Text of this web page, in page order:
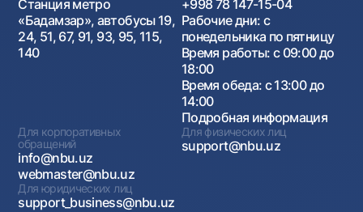
Станция метро
«Бадамзар», автобусы 19,
24, 51, 67, 91, 93, 95, 115,
140
+998 78 147-15-04
Рабочие дни: с
понедельника по пятницу
Время работы: с 09:00 до
18:00
Время обеда: с 13:00 до
14:00
Подробная информация
Для корпоративных
обращений
info@nbu.uz
webmaster@nbu.uz
Для физических лиц
support@nbu.uz
Для юридических лиц
support_business@nbu.uz